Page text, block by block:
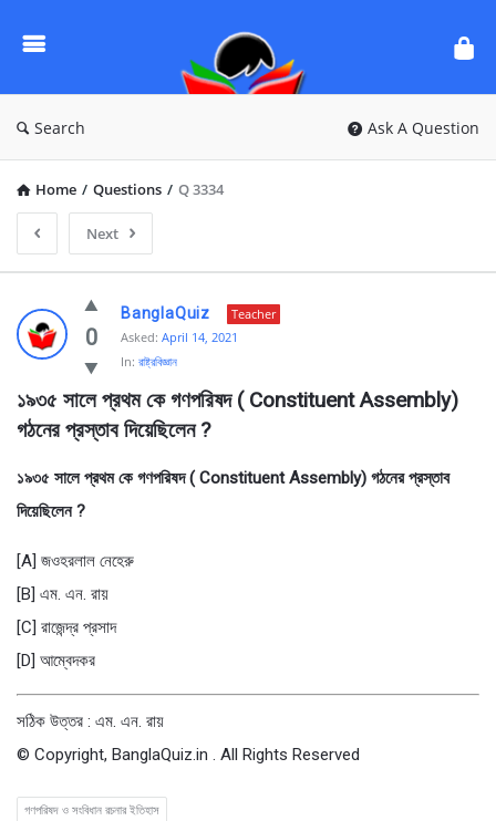
Questions
Search Ask A Question
Home / Questions / Q 3334
Next
Ask
Questions
BanglaQuiz
Latest
Questions
0
BanglaQuiz
Teacher
Asked: April 14, 2021
In: রাষ্ট্রবিজ্ঞান
১৯৩৫ সালে প্রথম কে গণপরিষদ ( Constituent Assembly)
গঠনের প্রস্তাব দিয়েছিলেন ?
১৯৩৫ সালে প্রথম কে গণপরিষদ ( Constituent Assembly) গঠনের প্রস্তাব
দিয়েছিলেন ?
[A] জওহরলাল নেহেরু
[B] এম. এন. রায়
[C] রাজেন্দ্র প্রসাদ
[D] আম্বেদকর
সঠিক উত্তর : এম. এন. রায়
© Copyright, BanglaQuiz.in . All Rights Reserved
গণপরিষদ ও সংবিধান রচনার ইতিহাস